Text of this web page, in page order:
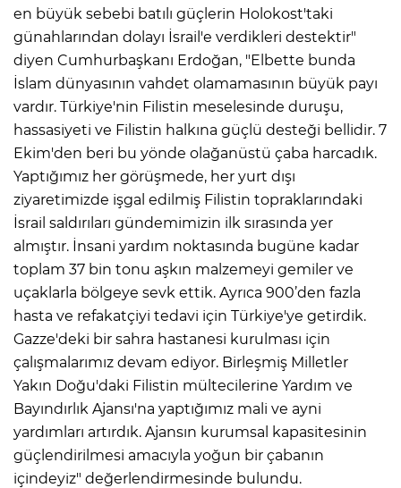
en büyük sebebi batılı güçlerin Holokost'taki
günahlarından dolayı İsrail'e verdikleri destektir"
diyen Cumhurbaşkanı Erdoğan, "Elbette bunda
İslam dünyasının vahdet olamamasının büyük payı
vardır. Türkiye'nin Filistin meselesinde duruşu,
hassasiyeti ve Filistin halkına güçlü desteği bellidir. 7
Ekim'den beri bu yönde olağanüstü çaba harcadık.
Yaptığımız her görüşmede, her yurt dışı
ziyaretimizde işgal edilmiş Filistin topraklarındaki
İsrail saldırıları gündemimizin ilk sırasında yer
almıştır. İnsani yardım noktasında bugüne kadar
toplam 37 bin tonu aşkın malzemeyi gemiler ve
uçaklarla bölgeye sevk ettik. Ayrıca 900’den fazla
hasta ve refakatçiyi tedavi için Türkiye'ye getirdik.
Gazze'deki bir sahra hastanesi kurulması için
çalışmalarımız devam ediyor. Birleşmiş Milletler
Yakın Doğu'daki Filistin mültecilerine Yardım ve
Bayındırlık Ajansı'na yaptığımız mali ve ayni
yardımları artırdık. Ajansın kurumsal kapasitesinin
güçlendirilmesi amacıyla yoğun bir çabanın
içindeyiz" değerlendirmesinde bulundu.